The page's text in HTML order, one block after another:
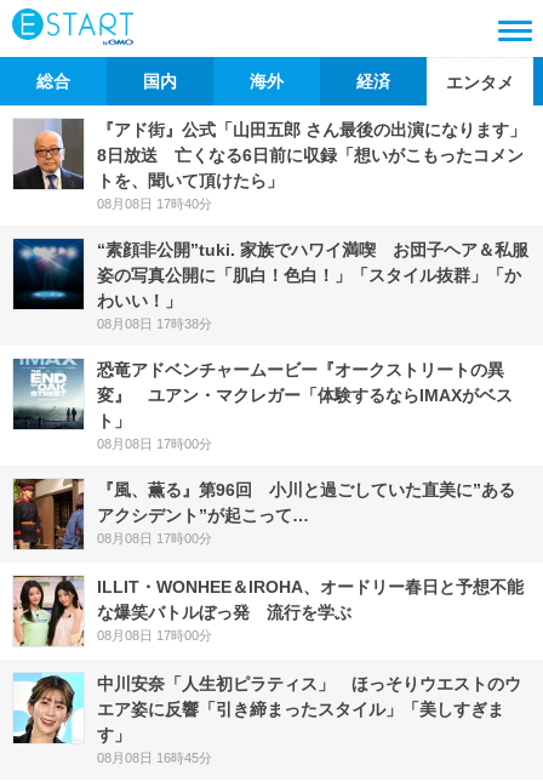
総合 国内 海外 経済 エンタメ
『アド街』公式「山田五郎 さん最後の出演になります」
8日放送 亡くなる6日前に収録「想いがこもったコメン
トを、聞いて頂けたら」
08月08日 17時40分
“素顔非公開”tuki. 家族でハワイ満喫 お団子ヘア＆私服
姿の写真公開に「肌白！色白！」「スタイル抜群」「か
わいい！」
08月08日 17時38分
恐竜アドベンチャームービー『オークストリートの異
変』 ユアン・マクレガー「体験するならIMAXがベス
ト」
08月08日 17時00分
『風、薫る』第96回 小川と過ごしていた直美に”ある
アクシデント”が起こって…
08月08日 17時00分
ILLIT・WONHEE＆IROHA、オードリー春日と予想不能
な爆笑バトルぼっ発 流行を学ぶ
08月08日 17時00分
中川安奈「人生初ピラティス」 ほっそりウエストのウ
エア姿に反響「引き締まったスタイル」「美しすぎま
す」
08月08日 16時45分